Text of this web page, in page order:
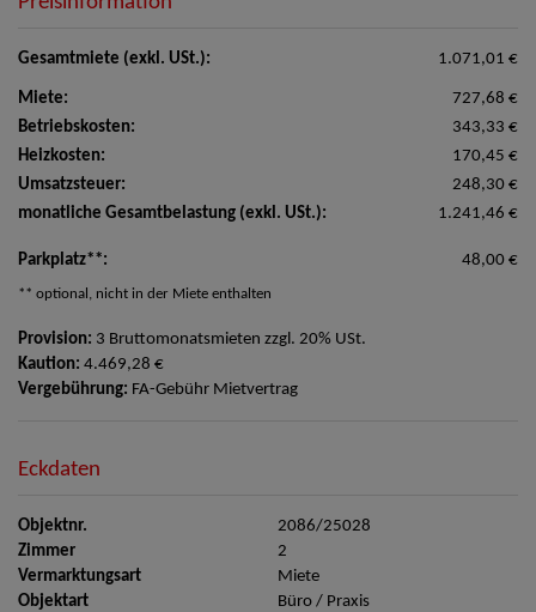
Gesamtmiete (exkl. USt.): 1.071,01 €
Miete:
727,68 €
Betriebskosten:
343,33 €
Heizkosten:
170,45 €
Umsatzsteuer:
248,30 €
monatliche Gesamtbelastung (exkl. USt.):
1.241,46 €
Parkplatz**: 48,00 €
** optional, nicht in der Miete enthalten
Provision: 3 Bruttomonatsmieten zzgl. 20% USt.
Kaution: 4.469,28 €
Vergebührung: FA-Gebühr Mietvertrag
Eckdaten
Objektnr.
2086/25028
Zimmer
2
Vermarktungsart
Miete
Objektart
Büro / Praxis